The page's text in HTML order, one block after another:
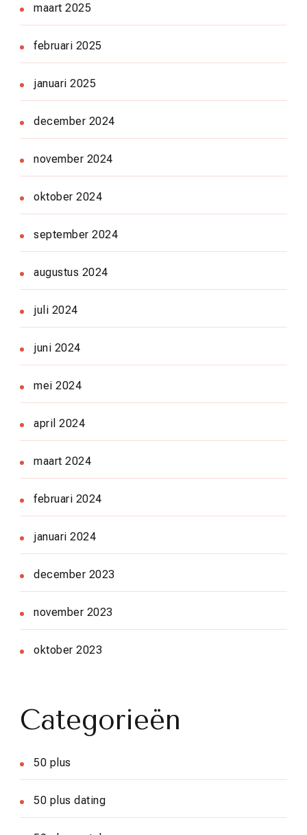
maart 2025
februari 2025
januari 2025
december 2024
november 2024
oktober 2024
september 2024
augustus 2024
juli 2024
juni 2024
mei 2024
april 2024
maart 2024
februari 2024
januari 2024
december 2023
november 2023
oktober 2023
Categorieën
50 plus
50 plus dating